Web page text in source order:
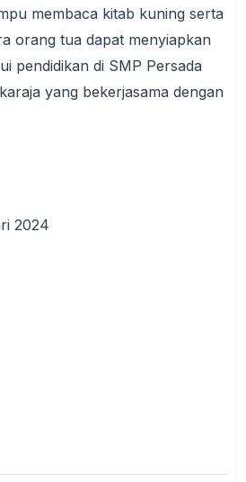
membaca kitab kuning serta
orang tua dapat menyiapkan
pendidikan di SMP Persada
yang bekerjasama dengan
2024